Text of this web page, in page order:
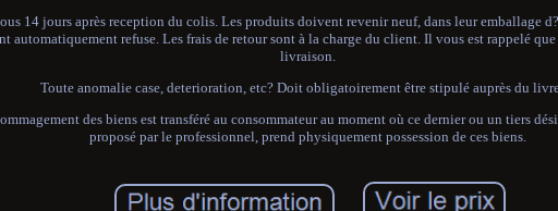
14 jours après reception du colis. Les produits doivent revenir neuf, dans leur emballage
automatiquement refuse. Les frais de retour sont à la charge du client. Il vous est rappelé
livraison.
Toute anomalie case, deterioration, etc? Doit obligatoirement être stipulé auprès du
des biens est transféré au consommateur au moment où ce dernier ou un tiers
proposé par le professionnel, prend physiquement possession de ces biens.